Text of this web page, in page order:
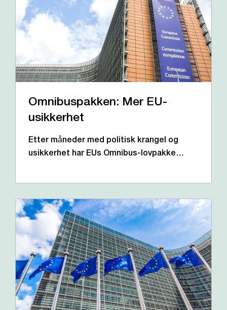
Omnibuspakken: Mer EU-
usikkerhet
Etter måneder med politisk krangel og
usikkerhet har EUs Omnibus-lovpakke…